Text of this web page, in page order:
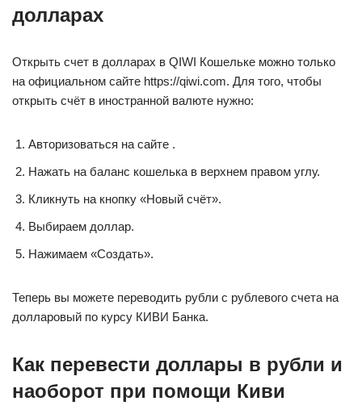
долларах
Открыть счет в долларах в QIWI Кошельке можно только
на официальном сайте https://qiwi.com. Для того, чтобы
открыть счёт в иностранной валюте нужно:
Авторизоваться на сайте .
Нажать на баланс кошелька в верхнем правом углу.
Кликнуть на кнопку «Новый счёт».
Выбираем доллар.
Нажимаем «Создать».
Теперь вы можете переводить рубли с рублевого счета на
долларовый по курсу КИВИ Банка.
Как перевести доллары в рубли и
наоборот при помощи Киви